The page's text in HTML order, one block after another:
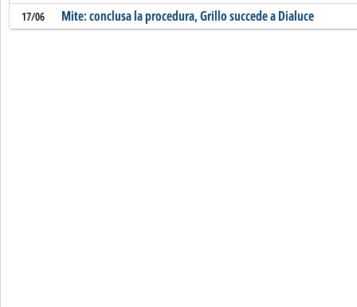
17/06 Mite: conclusa la procedura, Grillo succede a Dialuce